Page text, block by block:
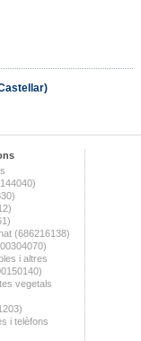
(686216138)
i altres
vegetals
i telèfons